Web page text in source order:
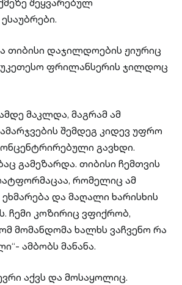
თიბისი დაჯილდოების ჟიურიც
ფრილანსერის ჯილდოც
მაკლდა, მაგრამ ამ
შემდეგ კიდევ უფრო
გავხდი.
გამეზარდა. თიბისი ჩემთვის
რომელიც ამ
და მაღალი ხარისხის
ჩემი კოზირიც ვფიქრობ,
მომანდომა ხალხს ვაჩვენო რა
ამბობს მანანა.
აქვს და მოსაყოლიც.